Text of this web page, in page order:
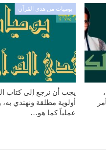
يوميات من هدي القرآن
يجب أن نرجع إلى كتاب
أولوية مطلقة ونهتدي به،
عملياً كما هو…